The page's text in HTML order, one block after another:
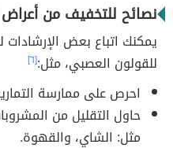
نصائح للتخفيف من
يمكنك اتباع بعض
للقولون العصبي، مثل:[٦]
احرص على ممارسة
حاول التقليل من
مثل: الشاي، والقهوة.